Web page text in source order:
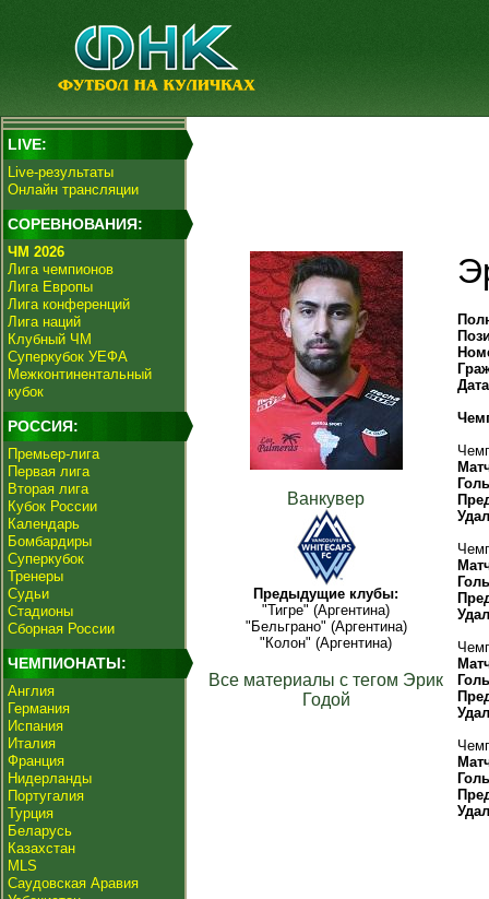
LIVE:
Live-результаты
Онлайн трансляции
СОРЕВНОВАНИЯ:
ЧМ 2026
Лига чемпионов
Лига Европы
Лига конференций
Лига наций
Клубный ЧМ
Суперкубок УЕФА
Межконтинентальный
кубок
РОССИЯ:
Премьер-лига
Первая лига
Вторая лига
Кубок России
Календарь
Бомбардиры
Суперкубок
Тренеры
Судьи
Стадионы
Сборная России
ЧЕМПИОНАТЫ:
Англия
Германия
Испания
Италия
Франция
Нидерланды
Португалия
Турция
Беларусь
Казахстан
MLS
Саудовская Аравия
Ванкувер
Предыдущие клубы:
"Тигре" (Аргентина)
"Бельграно" (Аргентина)
"Колон" (Аргентина)
Все материалы с тегом Эрик
Годой